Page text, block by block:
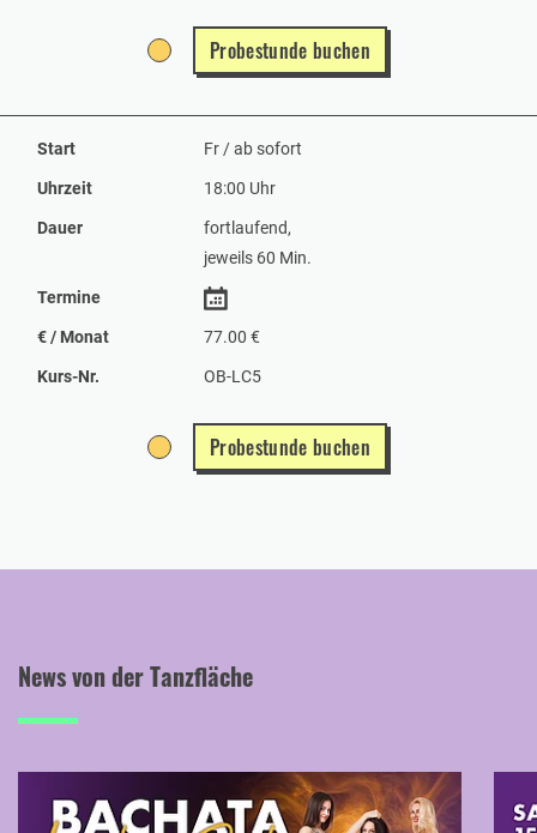
Probestunde buchen
Start Fr / ab sofort
Uhrzeit 18:00 Uhr
Dauer
fortlaufend,
jeweils 60 Min.
Termine
€ / Monat 77.00 €
Kurs-Nr. OB-LC5
Probestunde buchen
News von der Tanzfläche